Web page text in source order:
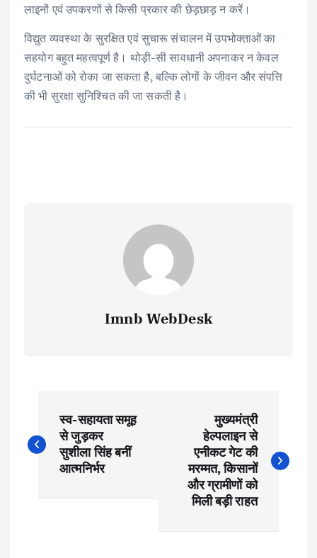
लाइनों एवं उपकरणों से किसी प्रकार की छेड़छाड़ न करें।
विद्युत व्यवस्था के सुरक्षित एवं सुचारू संचालन में उपभोक्ताओं का
सहयोग बहुत महत्वपूर्ण है। थोड़ी-सी सावधानी अपनाकर न केवल
दुर्घटनाओं को रोका जा सकता है, बल्कि लोगों के जीवन और संपत्ति
की भी सुरक्षा सुनिश्चित की जा सकती है।
Imnb WebDesk
o
स्व-सहायता समूह
से जुड़कर
सुशीला सिंह बनीं
आत्मनिर्भर
मुख्यमंत्री
हेल्पलाइन से
एनीकट गेट की
मरम्मत, किसानों
और ग्रामीणों को
मिली बड़ी राहत